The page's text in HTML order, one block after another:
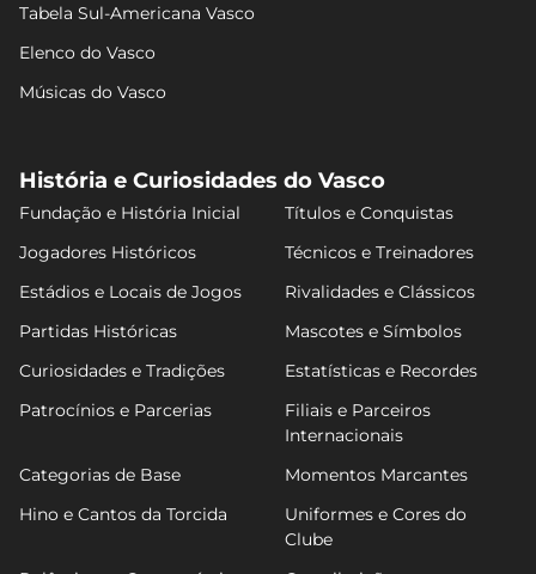
Tabela Sul-Americana Vasco
Elenco do Vasco
Músicas do Vasco
História e Curiosidades do Vasco
Fundação e História Inicial
Títulos e Conquistas
Jogadores Históricos
Técnicos e Treinadores
Estádios e Locais de Jogos
Rivalidades e Clássicos
Partidas Históricas
Mascotes e Símbolos
Curiosidades e Tradições
Estatísticas e Recordes
Patrocínios e Parcerias
Filiais e Parceiros
Internacionais
Categorias de Base
Momentos Marcantes
Hino e Cantos da Torcida
Uniformes e Cores do
Clube